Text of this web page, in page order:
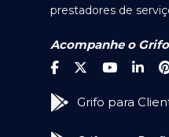
prestadores de
Acompanhe o
Grifo para